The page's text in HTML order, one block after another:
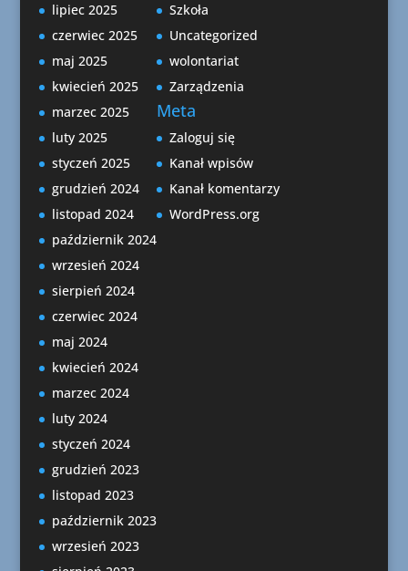
lipiec 2025
czerwiec 2025
maj 2025
kwiecień 2025
marzec 2025
luty 2025
styczeń 2025
grudzień 2024
listopad 2024
październik 2024
wrzesień 2024
sierpień 2024
czerwiec 2024
maj 2024
kwiecień 2024
marzec 2024
luty 2024
styczeń 2024
grudzień 2023
listopad 2023
październik 2023
wrzesień 2023
Szkoła
Uncategorized
wolontariat
Zarządzenia
Meta
Zaloguj się
Kanał wpisów
Kanał komentarzy
WordPress.org